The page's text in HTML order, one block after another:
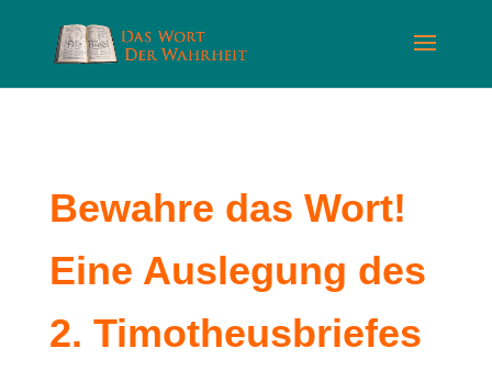
Bewahre das Wort!
Eine Auslegung des
2. Timotheusbriefes